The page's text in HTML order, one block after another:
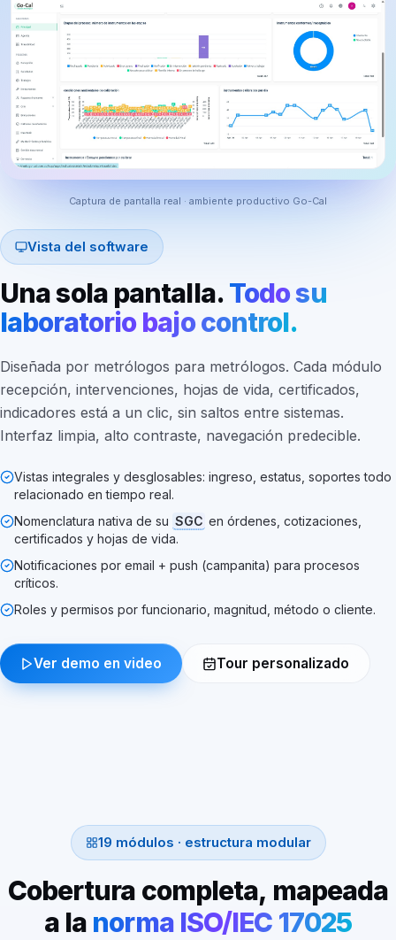
Vista del software
Una sola pantalla.Todo su
laboratorio bajo control.
Diseñada por metrólogos para metrólogos. Cada módulo
recepción, intervenciones, hojas de vida, certificados,
indicadores está a un clic, sin saltos entre sistemas.
Interfaz limpia, alto contraste, navegación predecible.
Vistas integrales y desglosables: ingreso, estatus, soportes todo
relacionado en tiempo real.
Nomenclatura nativa de su SGC en órdenes, cotizaciones,
certificados y hojas de vida.
Notificaciones por email + push (campanita) para procesos
críticos.
Roles y permisos por funcionario, magnitud, método o cliente.
Ver demo en video Tour personalizado
Captura de pantalla real · ambiente productivo Go-Cal
19 módulos · estructura modular
Cobertura completa, mapeada
a la norma ISO/IEC 17025